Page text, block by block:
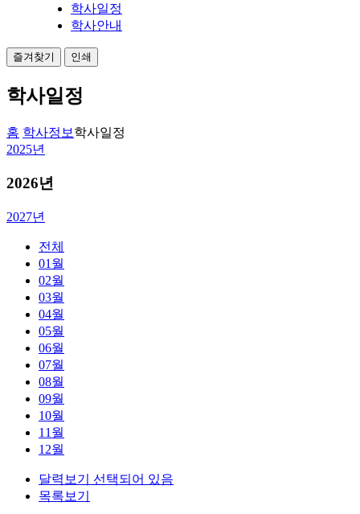
학사일정
학사안내
즐겨찾기 인쇄
학사일정
홈 학사정보 학사일정
2025년
2026년
2027년
전체
01월
02월
03월
04월
05월
06월
07월
08월
09월
10월
11월
12월
달력보기 선택되어 있음
목록보기